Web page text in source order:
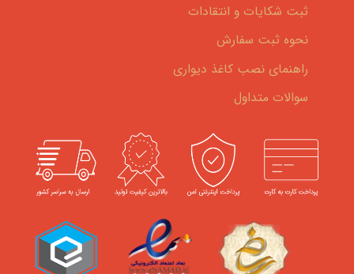
ثبت شکایات و انتقادات
نحوه ثبت سفارش
راهنمای نصب کاغذ دیواری
سوالات متداول